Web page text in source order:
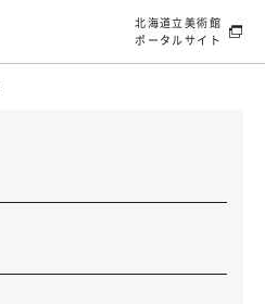
北海道立美術館
ポータルサイト